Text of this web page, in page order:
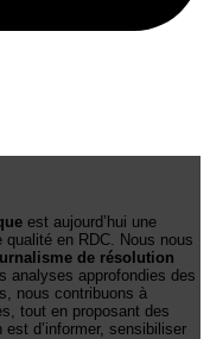
est aujourd’hui une
qualité en RDC. Nous nous
de résolution
analyses approfondies des
nous contribuons à
tout en proposant des
d’informer, sensibiliser